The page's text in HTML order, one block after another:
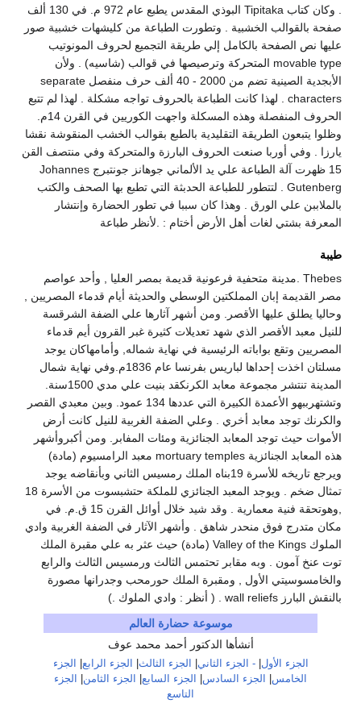
. وكان كتاب Tipitaka البوذي المقدس يطبع عام 972 م. في 130 ألف
صفحة بالقوالب الخشبية . وتطورت الطباعة من كليشهات خشبية صور
عليها نص الصفحة بالكامل إلي طريقة التجميع لحروف المونوتيب
movable type المتحركة وترصيصها في قوالب (شاسيه) . ولأن
الأبجدية الصينية تضم من 2000 - 40 ألف حرف منفصل separate
characters . لهذا كانت الطباعة بالحروف تواجه مشكلة . لهذا لم تتبع
الحروف المنفصلة وهذه المسكلة واجهت الكوريين في القرن 14م.
وظلوا يتبعون الطريقة التقليدية بالطبع بقوالب الخشب المنقوشة نقشا
يارزا . وفي أوربا صنعت الحروف البارزة والمتحركة وفي منتصف القن
15 ظهرت آلة الطباعة علي يد الألماني جوهانز جونتبرج Johannes
Gutenberg . لتتطور للطباعة الحدبثة التي تطبع بها الصحف والكتب
بالملاببن علي الورق . وهذا كان سببا في تطور الحضارة وإنتشار
المعرفة بشتي لغات أهل الأرض أختام : .لأنظر طباعة
طيبة
Thebes .مدينة متحفية فرعونية قديمة بمصر العليا , وأحد عواصم
مصر القديمة إبان المملكتين الوسطي والحديثة أيام قدماء المصريين ,
وحاليا يطلق عليها الأقصر. ومن أشهر آثارها علي الضفة الشرقسة
للنيل معبد الأقصر الذي شهد تعديلات كثيرة غبر القرون أيم قدماء
المصريين وتقع بواباته الرئيسية في نهاية شماله, وأمامهاكان يوجد
مسلتان اخذت إحداها لباريس بفرنسا عام 1836م.وفي نهاية شمال
المدينة تنتشر مجموعة معابد الكرنكقد بنيت علي مدي 1500سنة.
وتشتهرببهو الأعمدة الكبيرة التي عددها 134 عمود. وبين معبدي القصر
والكرنك توجد معابد أخري . وعلي الضفة الغربية للنيل كانت أرض
الأموات حيث توجد المعابد الجنائزية ومئات المفابر. ومن أكبروأشهر
هذه المعابد الجنائزية mortuary temples معبد الرامسيوم (مادة)
ويرجع تاريخه للأسرة 19بناه الملك رمسيس الثاني وبأنقاضه يوجد
تمثال ضخم . ويوجد المعبد الجنائزي للملكة حتشبسوت من الأسرة 18
,وهوتحقة فنية معمارية . وقد شيد خلال أوائل القرن 15 ق.م. في
مكان متدرج فوق منحدر شاهق . وأشهر الآثار في الضفة الغربية وادي
الملوك Valley of the Kings (مادة) حيث عثر به علي مقبرة الملك
توت عنخ آمون . وبه مقابر تحتمس الثالث ورمسيس الثالث والرابع
والخامسوسيتي الأول , ومقبرة الملك حورمحب وجدرانها مصورة
بالنقش البارز wall reliefs . ( أنظر : وادي الملوك .)
موسوعة حضارة العالم
أنشأها الدكتور أحمد محمد عوف
الجزء الأول |- الجزء الثاني الجزء الثالث الجزء الرابع
الجزء
الخامس
الجزء السادس الجزء السابع الجزء الثامن
الجزء
التاسع